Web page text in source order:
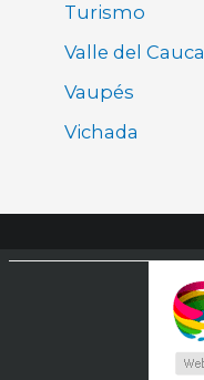
Turismo
Valle del Cauca
Vaupés
Vichada